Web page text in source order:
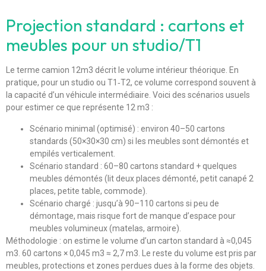
Projection standard : cartons et
meubles pour un studio/T1
Le terme camion 12m3 décrit le volume intérieur théorique. En
pratique, pour un studio ou T1‑T2, ce volume correspond souvent à
la capacité d’un véhicule intermédiaire. Voici des scénarios usuels
pour estimer ce que représente 12 m3 :
Scénario minimal (optimisé) : environ 40–50 cartons
standards (50×30×30 cm) si les meubles sont démontés et
empilés verticalement.
Scénario standard : 60–80 cartons standard + quelques
meubles démontés (lit deux places démonté, petit canapé 2
places, petite table, commode).
Scénario chargé : jusqu’à 90–110 cartons si peu de
démontage, mais risque fort de manque d’espace pour
meubles volumineux (matelas, armoire).
Méthodologie : on estime le volume d’un carton standard à ≈0,045
m3. 60 cartons × 0,045 m3 ≈ 2,7 m3. Le reste du volume est pris par
meubles, protections et zones perdues dues à la forme des objets.